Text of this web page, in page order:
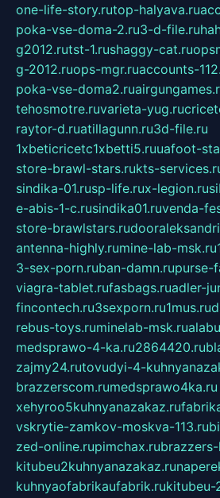
one-life-story.rutop-halyava.ru
poka-vse-doma-2.ru3-d-file.ru
g2012.rutst-1.rushaggy-cat.ru
g-2012.ruops-mgr.ruaccounts-
poka-vse-doma2.ru
tehosmotre.ruvarieta-yug.ru
raytor-d.ruatillagunn.ru3d-file.ru
1xbeticricetc1xbetti5.ruuafoot-
store-brawl-stars.rukts-
sindika-01.rusp-life.rux-legion.ru
e-abis-1-c.rusindika01.ruvenda-
store-brawlstars.ru
antenna-highly.rumine-lab-msk.ru
3-sex-porn.ruban-damn.rupurse-
viagra-tablet.rufasbags.ruadler-
fincontech.ru3sexporn.ru1mus.ru
rebus-toys.ruminelab-msk.ru
medsprawo-4-ka.ru2864420.ru
zajmy24.rutovudyi-4-
brazzerscom.rumedsprawo4ka.ru
xehyroo5kuhnyanazakaz.ru
vskrytie-zamkov-moskva-113.ru
zed-online.rupimchax.ru
kitubeu2kuhnyanazakaz.ru
kuhnyaofabrikaufabrik.rukitubeu-